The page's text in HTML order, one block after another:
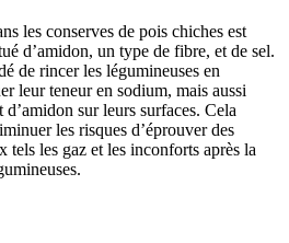
les conserves de pois chiches est
d’amidon, un type de fibre, et de sel.
de rincer les légumineuses en
leur teneur en sodium, mais aussi
sur leurs surfaces. Cela
les risques d’éprouver des
tels les gaz et les inconforts après la